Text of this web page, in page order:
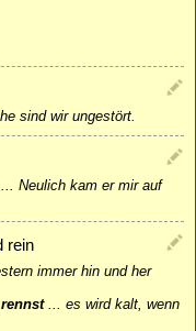
sind wir ungestört.
... Neulich kam er mir auf
rein
immer hin und her
... es wird kalt, wenn